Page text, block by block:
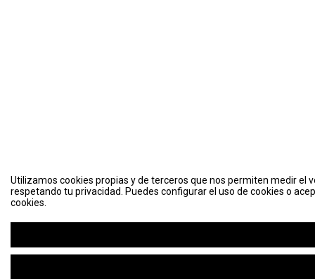
Utilizamos cookies propias y de terceros que nos permiten medir el
respetando tu privacidad. Puedes configurar el uso de cookies o
cookies.